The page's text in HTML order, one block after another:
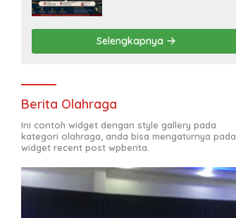
Kedaulatan Ekonomi
Selengkapnya
Berita Olahraga
Ini contoh widget dengan style gallery pada
kategori olahraga, anda bisa mengaturnya pada
widget recent post wpberita.